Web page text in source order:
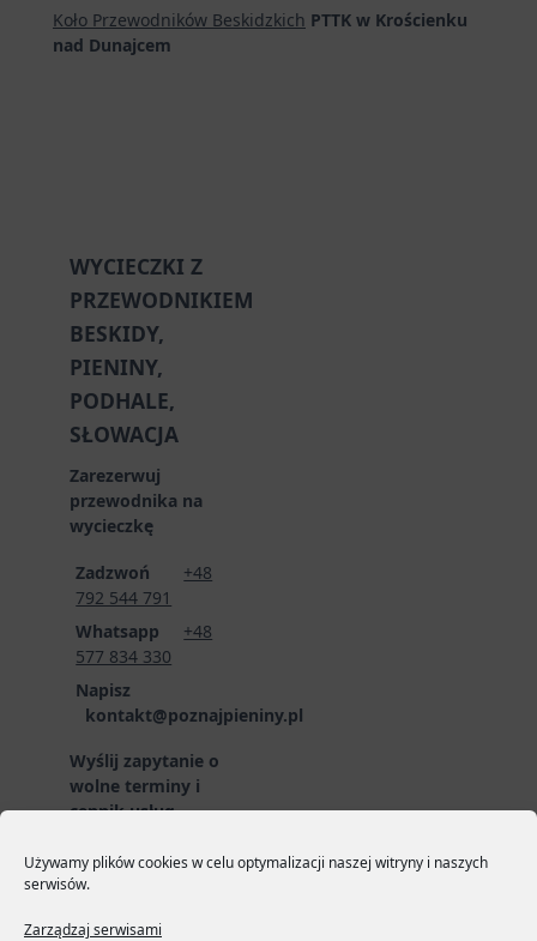
Używamy plików cookies w celu optymalizacji naszej witryny i naszych
serwisów.
Zarządzaj serwisami
Koło Przewodników Beskidzkich PTTK w Krościenku
nad Dunajcem
WYCIECZKI Z
PRZEWODNIKIEM
BESKIDY,
PIENINY,
PODHALE,
SŁOWACJA
Zarezerwuj
przewodnika na
wycieczkę
Zadzwoń +48
792 544 791
Whatsapp +48
577 834 330
Napisz
kontakt@poznajpieniny.pl
Wyślij zapytanie o
wolne terminy i
cennik usług
poprzez formularz
zgłoszeniowy: